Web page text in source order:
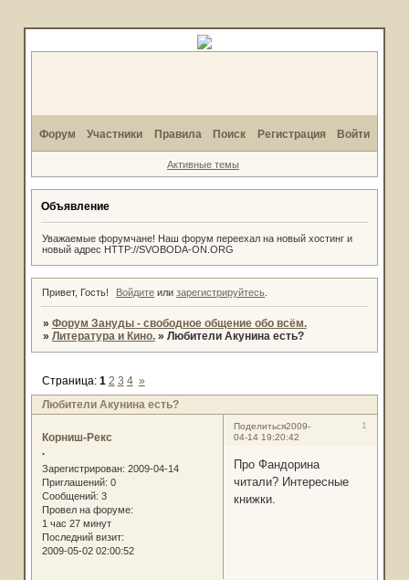
Форум Участники Правила Поиск Регистрация Войти
Активные темы
Объявление
Уважаемые форумчане! Наш форум переехал на новый хостинг и
новый адрес HTTP://SVOBODA-ON.ORG
Привет, Гость! Войдите илизарегистрируйтесь
» Форум Зануды - свободное общение обо всём.
» Литература и Кино. » Любители Акунина есть?
Любители Акунина есть?
Страница: 1 2 3 4 »
Поделиться 1
2009-
04-14 19:20:42
Корниш-Рекс
.
Зарегистрирован: 2009-04-14
Приглашений: 0
Сообщений: 3
Провел на форуме:
1 час 27 минут
Последний визит:
2009-05-02 02:00:52
Про Фандорина
читали? Интересные
книжки.